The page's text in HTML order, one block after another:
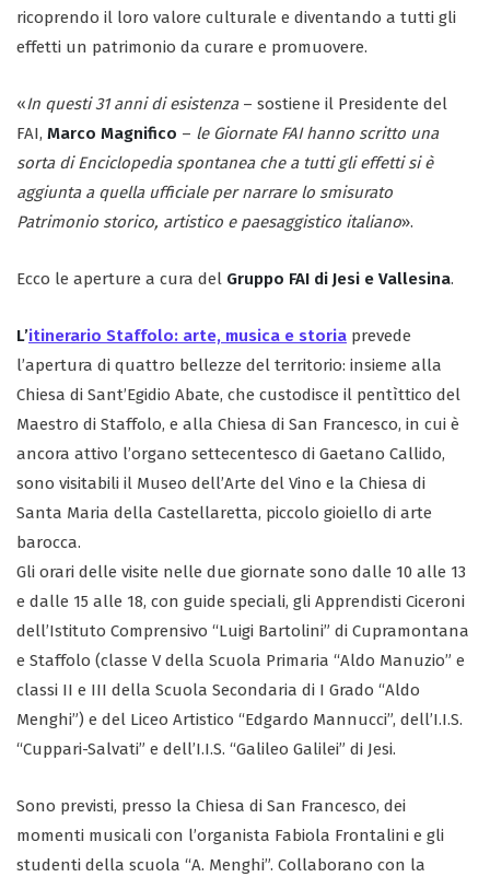
ricoprendo il loro valore culturale e diventando a tutti gli
effetti un patrimonio da curare e promuovere.
«In questi 31 anni di esistenza– sostiene il Presidente del
FAI, Marco Magnifico – le Giornate FAI hanno scritto una
sorta di Enciclopedia spontanea che a tutti gli effetti si è
aggiunta a quella ufficiale per narrare lo smisurato
Patrimonio storico, artistico e paesaggistico italiano».
Ecco le aperture a cura del Gruppo FAI di Jesi e Vallesina.
L’itinerario Staffolo: arte, musica e storia prevede
l’apertura di quattro bellezze del territorio: insieme alla
Chiesa di Sant’Egidio Abate, che custodisce il pentìttico del
Maestro di Staffolo, e alla Chiesa di San Francesco, in cui è
ancora attivo l’organo settecentesco di Gaetano Callido,
sono visitabili il Museo dell’Arte del Vino e la Chiesa di
Santa Maria della Castellaretta, piccolo gioiello di arte
barocca.
Gli orari delle visite nelle due giornate sono dalle 10 alle 13
e dalle 15 alle 18, con guide speciali, gli Apprendisti Ciceroni
dell’Istituto Comprensivo “Luigi Bartolini” di Cupramontana
e Staffolo (classe V della Scuola Primaria “Aldo Manuzio” e
classi II e III della Scuola Secondaria di I Grado “Aldo
Menghi”) e del Liceo Artistico “Edgardo Mannucci”, dell’I.I.S.
“Cuppari-Salvati” e dell’I.I.S. “Galileo Galilei” di Jesi.
Sono previsti, presso la Chiesa di San Francesco, dei
momenti musicali con l’organista Fabiola Frontalini e gli
studenti della scuola “A. Menghi”. Collaborano con la